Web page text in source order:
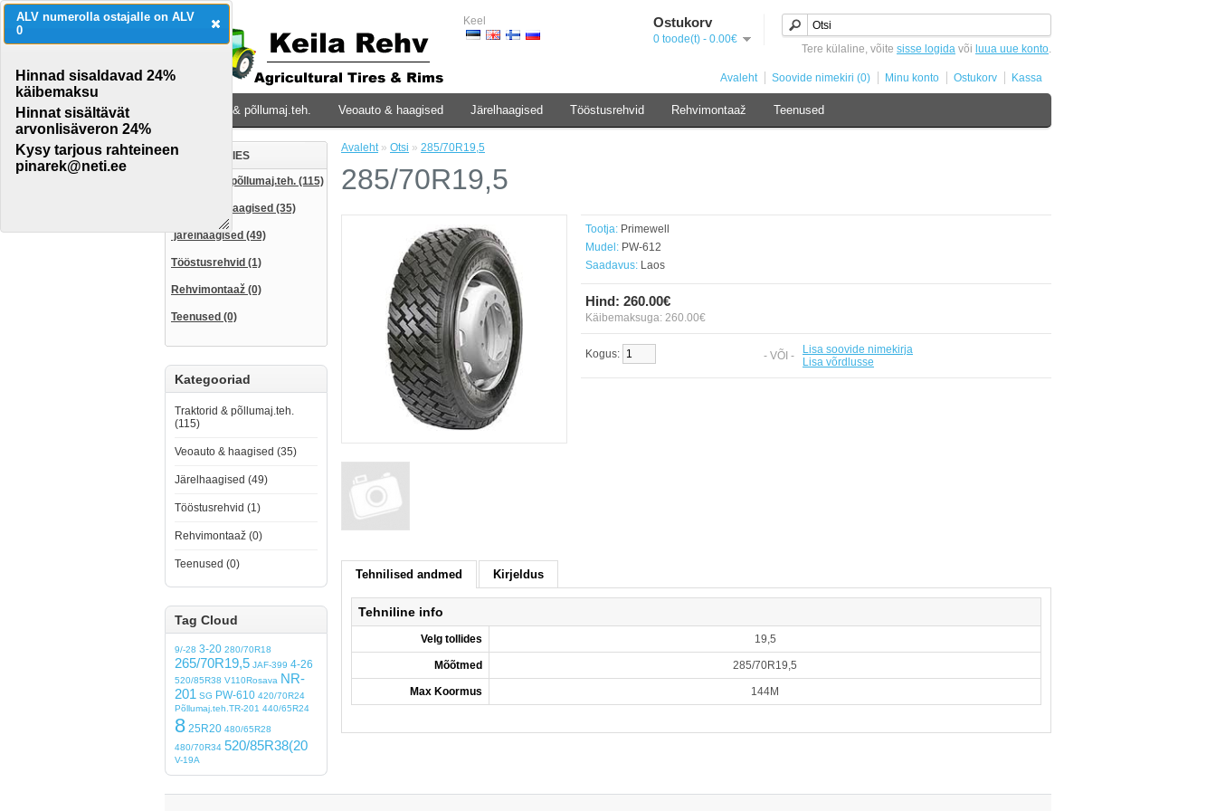
Keel Ostukorv
0 toode(t) - 0.00€
Tere külaline, võite sisse logida või luua uue konto.
Avaleht Soovide nimekiri (0) Minu konto Ostukorv Kassa
Traktorid & põllumaj.teh. Veoauto & haagised Järelhaagised Tööstusrehvid Rehvimontaaž Teenused
CATEGORIES
Traktorid & põllumaj.teh. (115)
Veoauto & haagised (35)
järelhaagised (49)
Tööstusrehvid (1)
Rehvimontaaž (0)
Teenused (0)
Kategooriad
Traktorid & põllumaj.teh.
(115)
Veoauto & haagised (35)
Järelhaagised (49)
Tööstusrehvid (1)
Rehvimontaaž (0)
Teenused (0)
Tag Cloud
9/-28 3-20 280/70R18
265/70R19,5 JAF-399 4-26
520/85R38 V110Rosava NR-
201 SG PW-610 420/70R24
Põllumaj.teh.TR-201 440/65R24
8 25R20 480/65R28
480/70R34 520/85R38(20
V-19A
Avaleht» Otsi » 285/70R19,5
285/70R19,5
Tootja: Primewell
Mudel: PW-612
Saadavus: Laos
Hind: 260.00€
Käibemaksuga: 260.00€
Kogus: - VÕI -
Lisa soovide nimekirja
Lisa võrdlusse
Tehnilised andmed Kirjeldus
Tehniline info
Velg tollides 19,5
Mõõtmed 285/70R19,5
Max Koormus 144M
ALV numerolla ostajalle on ALV
0
Hinnad sisaldavad 24%
käibemaksu
Hinnat sisältävät
arvonlisäveron 24%
Kysy tarjous rahteineen
pinarek@neti.ee